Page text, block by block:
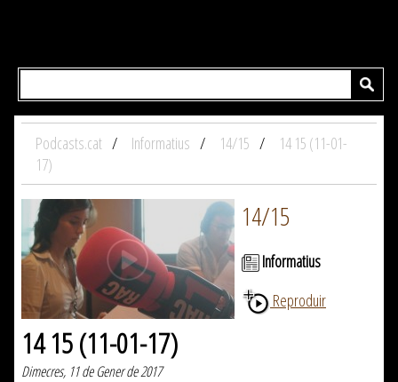
Podcasts.cat Informatius 14/15
14 15 (11-01-
17)
14/15
Informatius
Reproduir
14 15 (11-01-17)
Dimecres, 11 de Gener de 2017